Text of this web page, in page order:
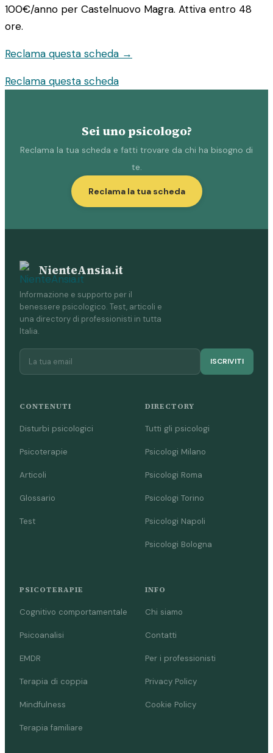
100€/anno per Castelnuovo Magra. Attiva entro 48
ore.
Reclama questa scheda →
Reclama questa scheda
Sei uno psicologo?
Reclama la tua scheda e fatti trovare da chi ha bisogno di
te.
Reclama la tua scheda
NienteAnsia.it
Informazione e supporto per il
benessere psicologico. Test, articoli e
una directory di professionisti in tutta
Italia.
ISCRIVITI
CONTENUTI
Disturbi psicologici
Psicoterapie
Articoli
Glossario
Test
DIRECTORY
Tutti gli psicologi
Psicologi Milano
Psicologi Roma
Psicologi Torino
Psicologi Napoli
Psicologi Bologna
PSICOTERAPIE
Cognitivo comportamentale
Psicoanalisi
EMDR
Terapia di coppia
Mindfulness
Terapia familiare
INFO
Chi siamo
Contatti
Per i professionisti
Privacy Policy
Cookie Policy